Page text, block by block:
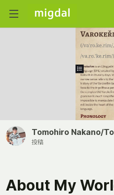
Tomohiro Nakano/
投稿
About My